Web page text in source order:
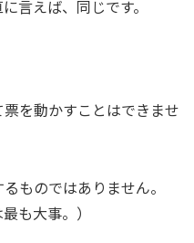
言えば、同じです。
を動かすことはできませ
ものではありません。
も大事。）